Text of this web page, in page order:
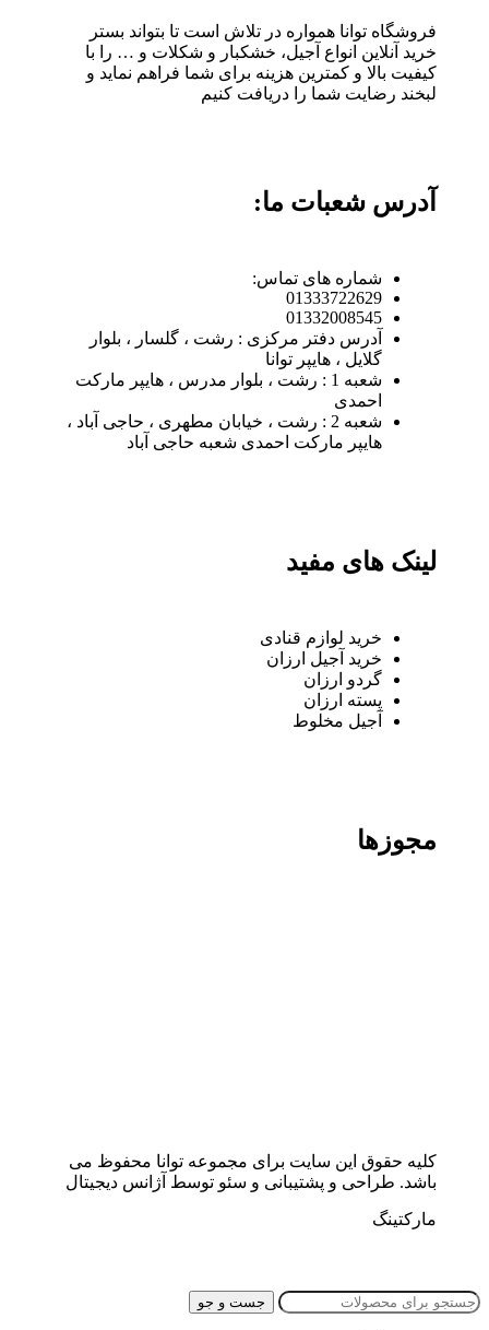
فروشگاه توانا همواره در تلاش است تا بتواند بستر
خرید آنلاین انواع آجیل، خشکبار و شکلات و … را با
کیفیت بالا و کمترین هزینه برای شما فراهم نماید و
لبخند رضایت شما را دریافت کنیم
آدرس شعبات ما:
شماره های تماس:
01333722629
01332008545
آدرس دفتر مرکزی : رشت ، گلسار ، بلوار
گلایل ، هایپر توانا
شعبه 1 : رشت ، بلوار مدرس ، هایپر مارکت
احمدی
شعبه 2 : رشت ، خیابان مطهری ، حاجی آباد ،
هایپر مارکت احمدی شعبه حاجی آباد
لینک های مفید
خرید لوازم قنادی
خرید آجیل ارزان
گردو ارزان
پسته ارزان
آجیل مخلوط
مجوزها
کلیه حقوق این سایت برای مجموعه توانا محفوظ می
باشد. طراحی و پشتیبانی و سئو توسط آژانس دیجیتال
مارکتینگ
جست و جو